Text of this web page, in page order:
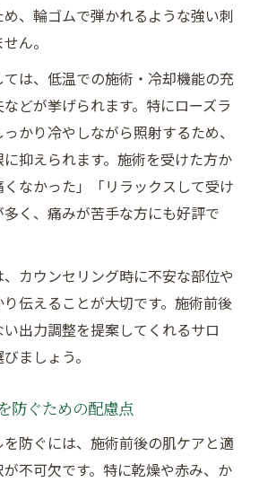
、輪ゴムで弾かれるような強い刺
ん。
は、低温での施術・冷却機能の充
どが挙げられます。特にローズラ
かり冷やしながら照射するため、
抑えられます。施術を受けた方か
なかった」「リラックスして受け
く、痛みが苦手な方にも好評で
カウンセリング時に不安な部位や
伝えることが大切です。施術前後
出力調整を提案してくれるサロ
ましょう。
防ぐための配慮点
防ぐには、施術前後の肌ケアと適
不可欠です。特に乾燥や赤み、か